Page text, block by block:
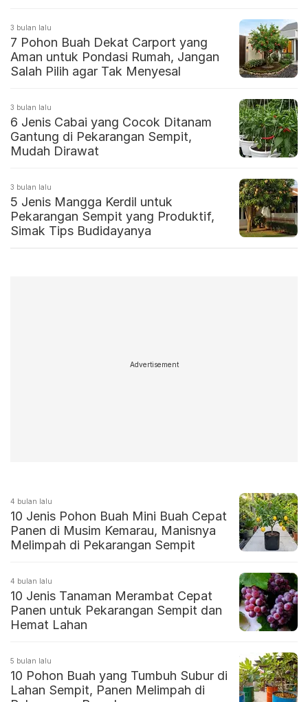
3 bulan lalu
7 Pohon Buah Dekat Carport yang
Aman untuk Pondasi Rumah, Jangan
Salah Pilih agar Tak Menyesal
3 bulan lalu
6 Jenis Cabai yang Cocok Ditanam
Gantung di Pekarangan Sempit,
Mudah Dirawat
3 bulan lalu
5 Jenis Mangga Kerdil untuk
Pekarangan Sempit yang Produktif,
Simak Tips Budidayanya
Advertisement
4 bulan lalu
10 Jenis Pohon Buah Mini Buah Cepat
Panen di Musim Kemarau, Manisnya
Melimpah di Pekarangan Sempit
4 bulan lalu
10 Jenis Tanaman Merambat Cepat
Panen untuk Pekarangan Sempit dan
Hemat Lahan
5 bulan lalu
10 Pohon Buah yang Tumbuh Subur di
Lahan Sempit, Panen Melimpah di